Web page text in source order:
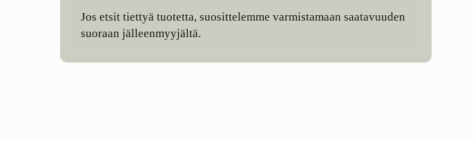
Jos etsit tiettyä tuotetta, suosittelemme varmistamaan saatavuuden
suoraan jälleenmyyjältä.